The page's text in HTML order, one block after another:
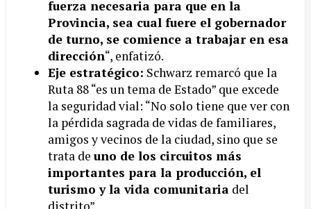
fuerza necesaria para que en la
Provincia, sea cual fuere el gobernador
de turno, se comience a trabajar en esa
dirección“, enfatizó.
Eje estratégico: Schwarz remarcó que la
Ruta 88 “es un tema de Estado” que excede
la seguridad vial: “No solo tiene que ver con
la pérdida sagrada de vidas de familiares,
amigos y vecinos de la ciudad, sino que se
trata de uno de los circuitos más
importantes para la producción, el
turismo y la vida comunitaria del